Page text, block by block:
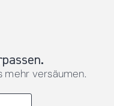
mehr versäumen.